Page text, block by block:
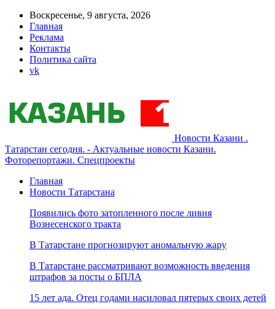
Воскресенье, 9 августа, 2026
Главная
Реклама
Контакты
Политика сайта
vk
Новости Казани .
Татарстан сегодня. - Актуальные новости Казани.
Фоторепортажи. Спецпроекты
Главная
Новости Татарстана
Появились фото затопленного после ливня
Вознесенского тракта
В Татарстане прогнозируют аномальную жару
В Татарстане рассматривают возможность введения
штрафов за посты о БПЛА
15 лет ада. Отец годами насиловал пятерых своих детей